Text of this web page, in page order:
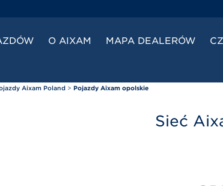
O AIXAM MAPA DEALERÓW
Aixam Poland > Pojazdy Aixam opolskie
Sieć